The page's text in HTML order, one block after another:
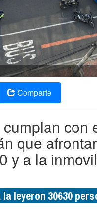
Comparte
con
que
y a la
leyeron 30630